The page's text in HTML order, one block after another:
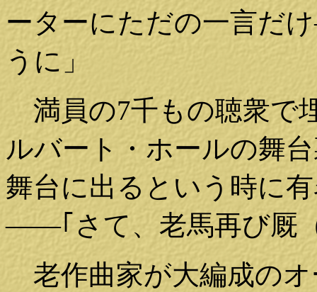
ーターにただの一言だ
うに」
満員の7千もの聴衆で
ルバート・ホールの舞
舞台に出るという時に
――｢さて、老馬再び厩
老作曲家が大編成の